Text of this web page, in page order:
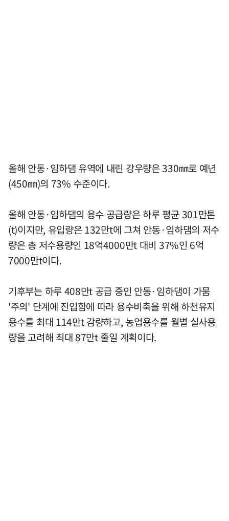
올해 안동·임하댐 유역에 내린 강우량은 330㎜로 예년
(450㎜)의 73% 수준이다.
올해 안동·임하댐의 용수 공급량은 하루 평균 301만톤
(t)이지만, 유입량은 132만t에 그쳐 안동·임하댐의 저수
량은 총 저수용량인 18억4000만t 대비 37%인 6억
7000만t이다.
기후부는 하루 408만t 공급 중인 안동·임하댐이 가뭄
'주의' 단계에 진입함에 따라 용수비축을 위해 하천유지
용수를 최대 114만t 감량하고, 농업용수를 월별 실사용
량을 고려해 최대 87만t 줄일 계획이다.